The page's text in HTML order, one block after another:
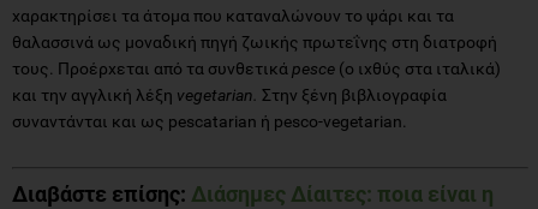
χαρακτηρίσει τα άτομα που καταναλώνουν το ψάρι και τα
θαλασσινά ως μοναδική πηγή ζωικής πρωτεΐνης στη διατροφή
τους. Προέρχεται από τα συνθετικά pesce (ο ιχθύς στα ιταλικά)
και την αγγλική λέξη vegetarian. Στην ξένη βιβλιογραφία
συναντάνται και ως pescatarian ή pesco-vegetarian.
Διαβάστε επίσης: Διάσημες Δίαιτες: ποια είναι η